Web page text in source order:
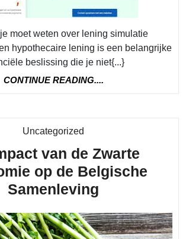
moet weten over lening simulatie
hypothecaire lening is een belangrijke
beslissing die je niet{...}
CONTINUE READING....
Uncategorized
van de Zwarte
op de Belgische
Samenleving
van